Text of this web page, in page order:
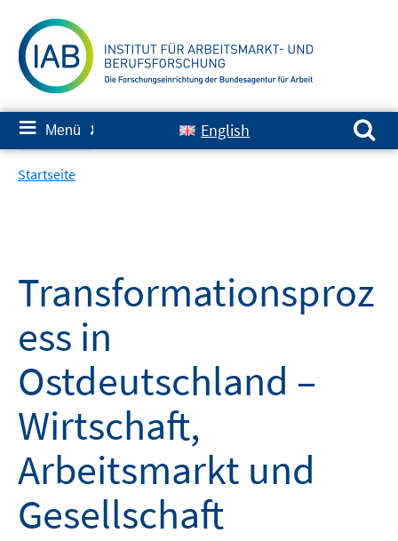
zum
Inhalt
≡ Menü ✘ English
Suchen nach:
Startseite
Transformationsproz
ess in
Ostdeutschland –
Wirtschaft,
Arbeitsmarkt und
Gesellschaft